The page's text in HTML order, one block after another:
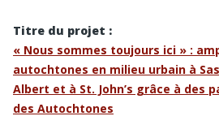
Titre du projet :
« Nous sommes toujours ici » :
autochtones en milieu urbain à
Albert et à St. John’s grâce à des
des Autochtones